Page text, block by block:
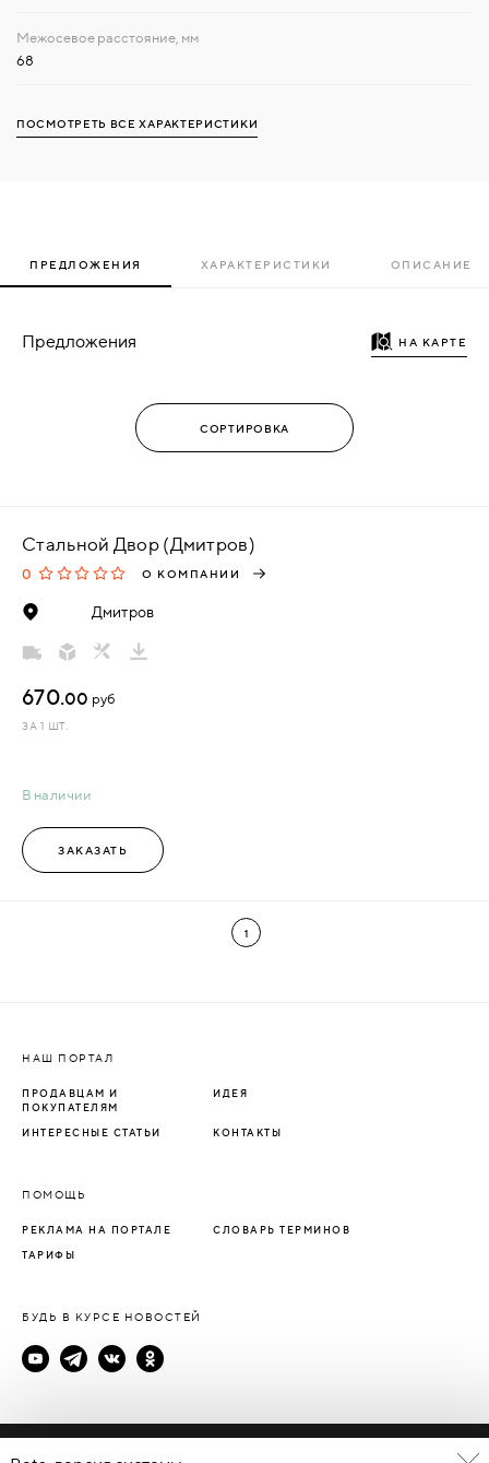
68
ПОСМОТРЕТЬ ВСЕ ХАРАКТЕРИСТИКИ
ПРЕДЛОЖЕНИЯ ХАРАКТЕРИСТИКИ ОПИСАНИЕ
Предложения НА КАРТЕ
Стальной Двор (Дмитров)
0 О КОМПАНИИ
Дмитров
В наличии
670.00 руб
ЗА 1 ШТ.
ЗАКАЗАТЬ
1
НАШ ПОРТАЛ
ПРОДАВЦАМ И
ПОКУПАТЕЛЯМ
ИДЕЯ
ИНТЕРЕСНЫЕ СТАТЬИ КОНТАКТЫ
ПОМОЩЬ
РЕКЛАМА НА ПОРТАЛЕ СЛОВАРЬ ТЕРМИНОВ
ТАРИФЫ
БУДЬ В КУРСЕ НОВОСТЕЙ
Политика конфиденциальности